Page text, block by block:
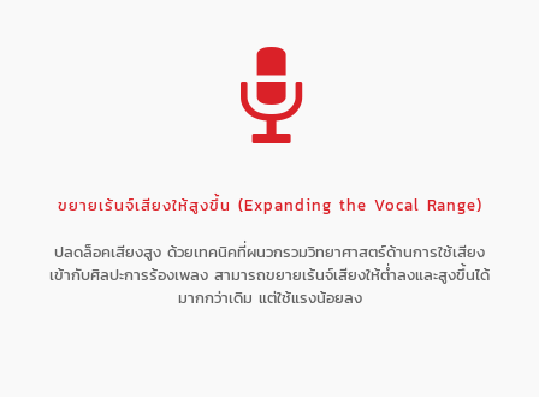
ขยายเร้นจ์เสียงให้สูงขึ้น (Expanding the Vocal Range)
ปลดล็อคเสียงสูง ด้วยเทคนิคที่ผนวกรวมวิทยาศาสตร์ด้านการใช้เสียง
เข้ากับศิลปะการร้องเพลง สามารถขยายเร้นจ์เสียงให้ต่ำลงและสูงขึ้นได้
มากกว่าเดิม แต่ใช้แรงน้อยลง